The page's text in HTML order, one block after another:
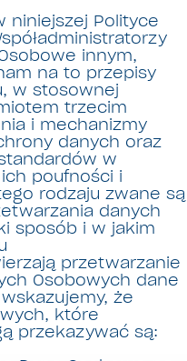
niniejszej Polityce
innym,
na to przepisy
w stosownej
trzecim
i mechanizmy
danych oraz
w
poufności i
rodzaju zwane są
danych
sposób i w jakim
przetwarzanie
Osobowych dane
że
które
przekazywać są: